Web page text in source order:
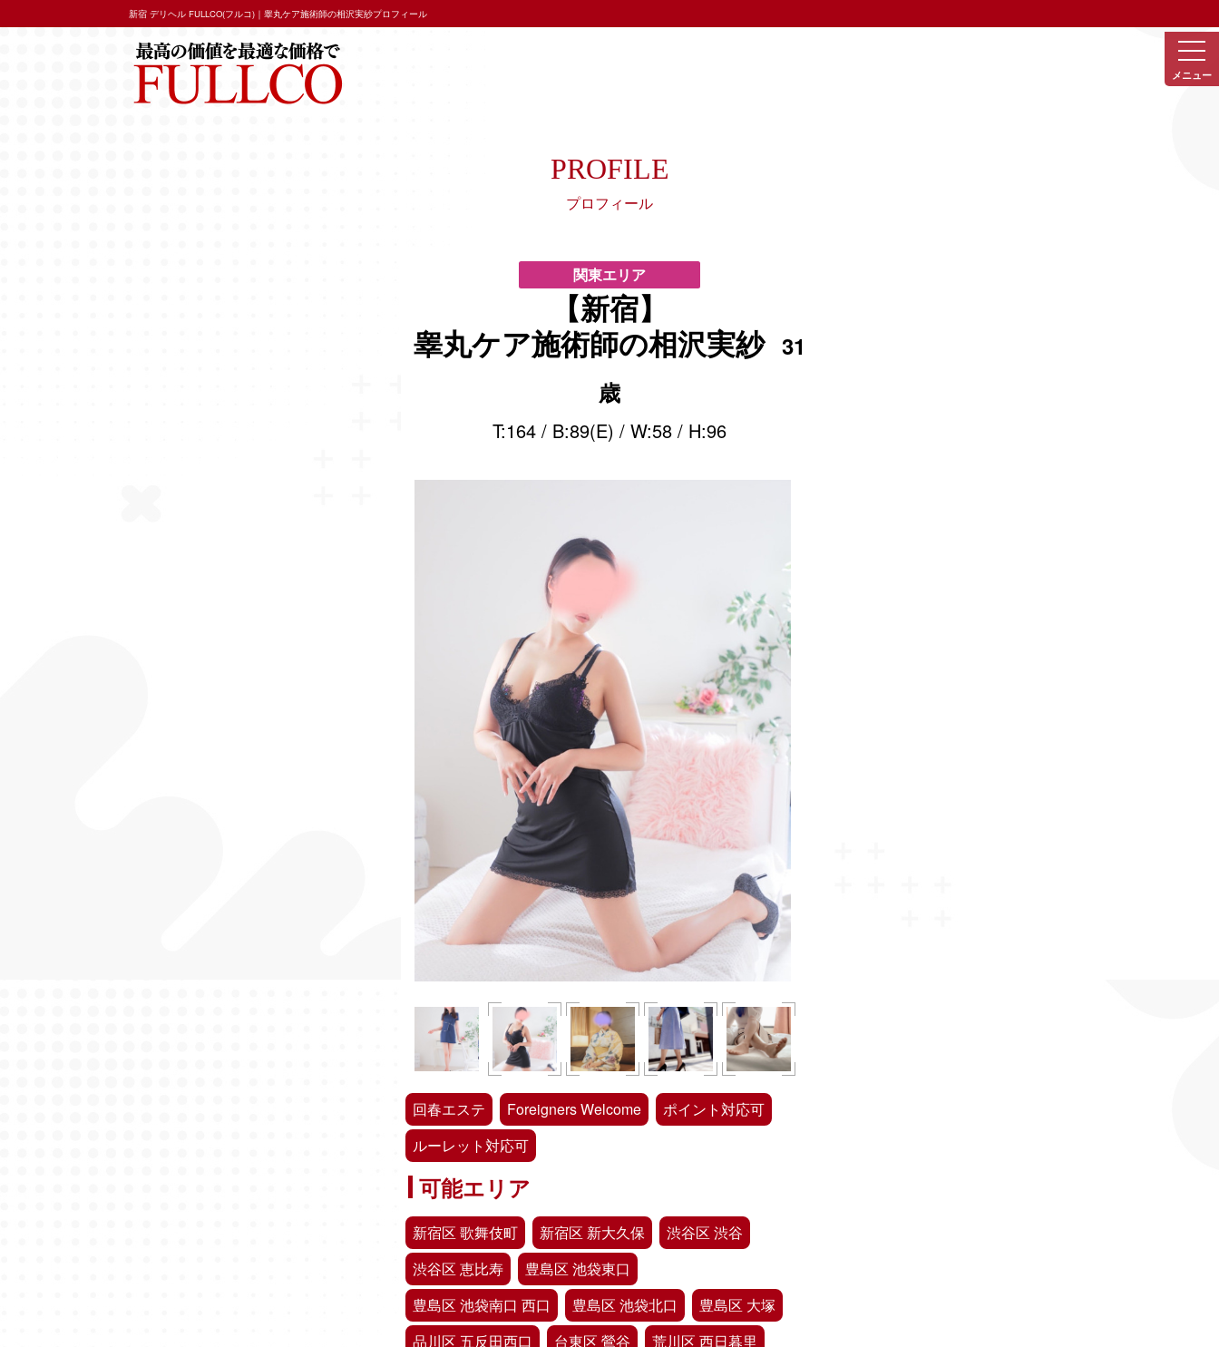
新宿 デリヘル FULLCO(フルコ)｜睾丸ケア施術師の相沢実紗プロフィール
PROFILE
プロフィール
関東エリア
【新宿】
睾丸ケア施術師の相沢実紗 31
歳
T:164 / B:89(E) / W:58 / H:96
回春エステ Foreigners Welcome
ポイント対応可
ルーレット対応可
可能エリア
新宿区 歌舞伎町 新宿区 新大久保
渋谷区 渋谷
渋谷区 恵比寿
豊島区 池袋東口
豊島区 池袋南口 西口
豊島区 池袋北口
豊島区 大塚
品川区 五反田西口
台東区 鶯谷
荒川区 西日暮里